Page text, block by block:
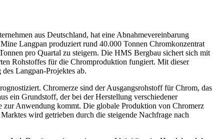
aus Deutschland, hat eine Abnahmevereinbarung
Langpan produziert rund 40.000 Tonnen Chromkonzentrat
pro Quartal zu steigern. Die HMS Bergbau sichert sich mit
Rohstoffes für die Chromproduktion fungiert. Mit dieser
Langpan-Projektes ab.
Chromerze sind der Ausgangsrohstoff für Chrom, das
ein Grundstoff, der bei der Herstellung verschiedener
zur Anwendung kommt. Die globale Produktion von Chromerz
wird getrieben durch die steigende Nachfrage nach